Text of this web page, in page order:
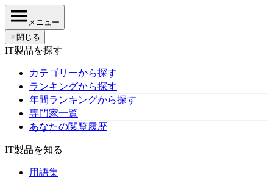
メニュー
✕ 閉じる
IT製品を探す
カテゴリーから探す
ランキングから探す
年間ランキングから探す
専門家一覧
あなたの閲覧履歴
IT製品を知る
用語集